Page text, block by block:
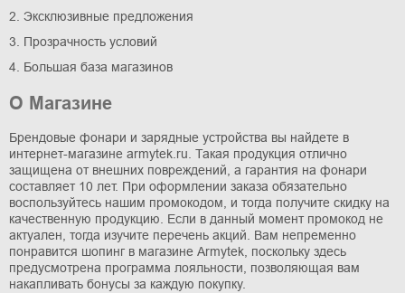
2. Эксклюзивные предложения
3. Прозрачность условий
4. Большая база магазинов
О Магазине
Брендовые фонари и зарядные устройства вы найдете в
интернет-магазине armytek.ru. Такая продукция отлично
защищена от внешних повреждений, а гарантия на фонари
составляет 10 лет. При оформлении заказа обязательно
воспользуйтесь нашим промокодом, и тогда получите скидку на
качественную продукцию. Если в данный момент промокод не
актуален, тогда изучите перечень акций. Вам непременно
понравится шопинг в магазине Armytek, поскольку здесь
предусмотрена программа лояльности, позволяющая вам
накапливать бонусы за каждую покупку.